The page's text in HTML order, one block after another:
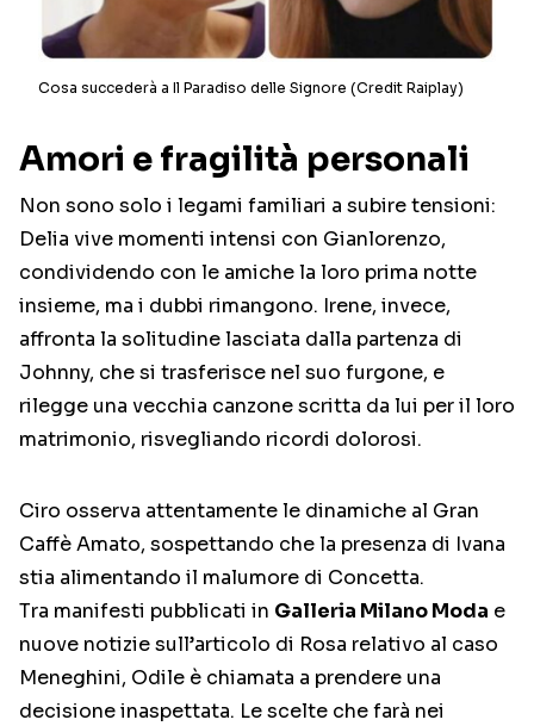
Cosa succederà a Il Paradiso delle Signore (Credit Raiplay)
Amori e fragilità personali
Non sono solo i legami familiari a subire tensioni:
Delia vive momenti intensi con Gianlorenzo,
condividendo con le amiche la loro prima notte
insieme, ma i dubbi rimangono. Irene, invece,
affronta la solitudine lasciata dalla partenza di
Johnny, che si trasferisce nel suo furgone, e
rilegge una vecchia canzone scritta da lui per il loro
matrimonio, risvegliando ricordi dolorosi.
Ciro osserva attentamente le dinamiche al Gran
Caffè Amato, sospettando che la presenza di Ivana
stia alimentando il malumore di Concetta.
Tra manifesti pubblicati in Galleria Milano Moda e
nuove notizie sull’articolo di Rosa relativo al caso
Meneghini, Odile è chiamata a prendere una
decisione inaspettata. Le scelte che farà nei